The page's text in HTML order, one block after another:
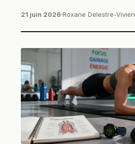
21 juin 2026·Roxane Delestre-Vivien